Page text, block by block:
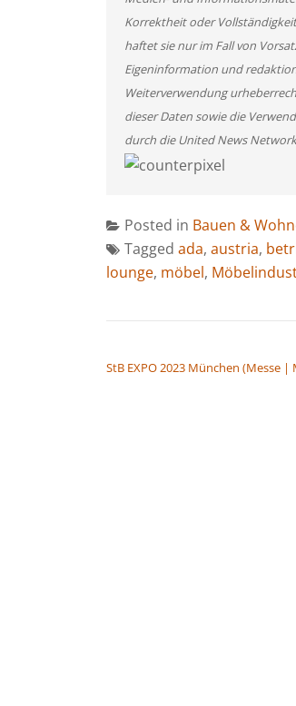
Korrektheit oder
haftet sie nur im Fall von
Eigeninformation und
Weiterverwendung
dieser Daten sowie die
durch die United News
Posted in Bauen &
Tagged ada, austria,
lounge, möbel,
StB EXPO 2023 München (Messe |